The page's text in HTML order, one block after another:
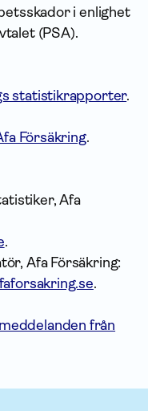
i enlighet
(PSA).
statistikrapporter.
Försäkring.
Afa
.
Afa Försäkring:
.
från